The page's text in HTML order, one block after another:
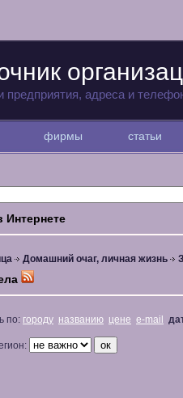
предприятия, адреса и
фирмы статьи
Интернете
Домашний очаг, личная жизнь
по: городу названию цене e-mail